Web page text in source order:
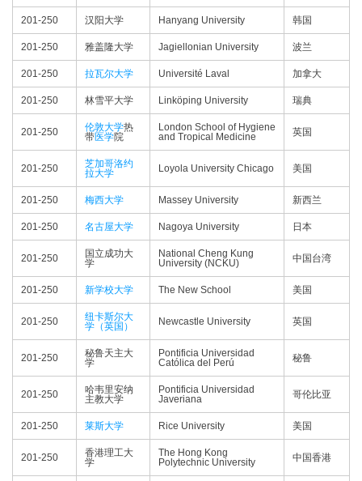
201-250 汉阳大学 Hanyang University 韩国
201-250 雅盖隆大学 Jagiellonian University 波兰
201-250 拉瓦尔大学 Université Laval 加拿大
201-250 林雪平大学 Linköping University 瑞典
201-250 伦敦大学热
带医学院
London School of Hygiene
and Tropical Medicine
英国
201-250
芝加哥洛约
拉大学
Loyola University Chicago 美国
201-250 梅西大学 Massey University 新西兰
201-250 名古屋大学 Nagoya University 日本
201-250
国立成功大
学
National Cheng Kung
University (NCKU)
中国台湾
201-250 新学校大学 The New School 美国
201-250
纽卡斯尔大
学（英国）
Newcastle University 英国
201-250
秘鲁天主大
学
Pontificia Universidad
Católica del Perú
秘鲁
201-250
哈韦里安纳
主教大学
Pontificia Universidad
Javeriana
哥伦比亚
201-250 莱斯大学 Rice University 美国
201-250
香港理工大
学
The Hong Kong
Polytechnic University
中国香港